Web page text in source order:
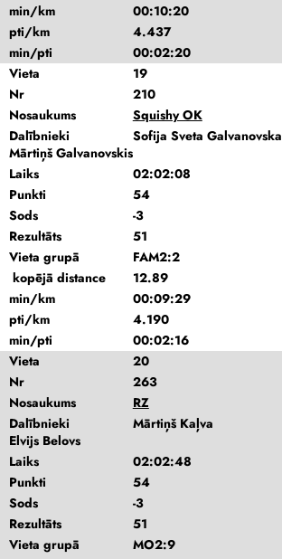
min/km
00:10:20
pti/km
4.437
min/pti
00:02:20
Vieta
19
Nr
210
Nosaukums
Squishy OK
Dalībnieki
Sofija Sveta Galvanovska
Mārtiņš Galvanovskis
Laiks
02:02:08
Punkti
54
Sods
-3
Rezultāts
51
Vieta grupā
FAM2:2
kopējā distance
12.89
min/km
00:09:29
pti/km
4.190
min/pti
00:02:16
Vieta
20
Nr
263
Nosaukums
RZ
Dalībnieki
Mārtiņš Kaļva
Elvijs Belovs
Laiks
02:02:48
Punkti
54
Sods
-3
Rezultāts
51
Vieta grupā
MO2:9